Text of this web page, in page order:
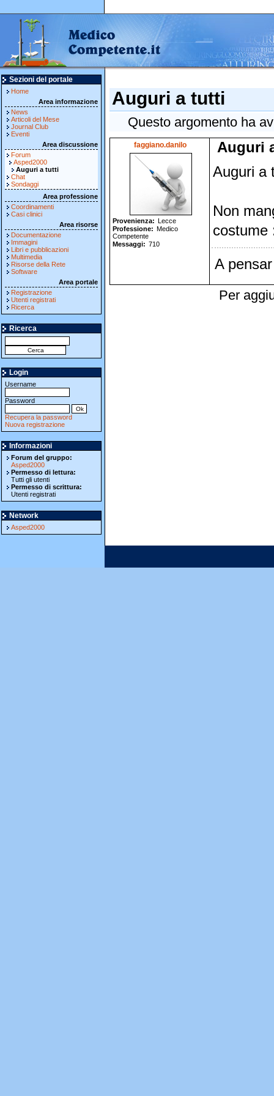
Sezioni del portale
Home
Area informazione
News
Articoli del Mese
Journal Club
Eventi
Area discussione
Forum
Asped2000
Auguri a tutti
Chat
Sondaggi
Area professione
Coordinamenti
Casi clinici
Area risorse
Documentazione
Immagini
Libri e pubblicazioni
Multimedia
Risorse della Rete
Software
Area portale
Registrazione
Utenti registrati
Ricerca
Ricerca
Login
Username
Password
Recupera la password
Nuova registrazione
Informazioni
Forum del gruppo:
Asped2000
Permesso di lettura:
Tutti gli utenti
Permesso di scrittura:
Utenti registrati
Network
Asped2000
Auguri a tutti
Questo argomento ha
faggiano.danilo
Provenienza
Lecce
Professione
Medico
Competente
Messaggi
710
Auguri
Auguri a
Non
costume
A
Per